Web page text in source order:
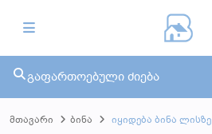
გაფართოებული ძიება
მთავარი ბინა იყიდება ბინა ლისზე